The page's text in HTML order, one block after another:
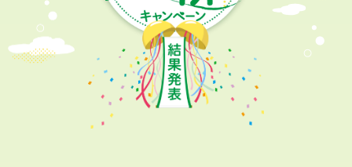
」協賛
「ごっこランド」パビリオン出展
「ほめ写PROJECT」への賛同
TOKYO こども見守りの輪 プロジェクト